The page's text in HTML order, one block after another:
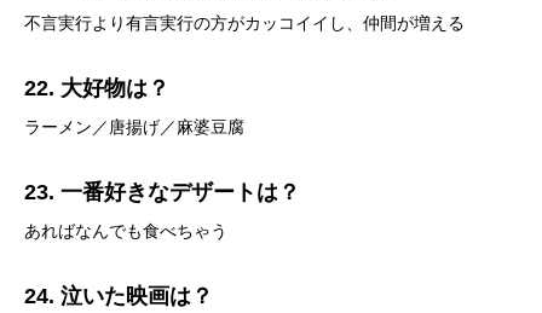
不言実行より有言実行の方がカッコイイし、仲間が増える
22. 大好物は？
ラーメン／唐揚げ／麻婆豆腐
23. 一番好きなデザートは？
あればなんでも食べちゃう
24. 泣いた映画は？